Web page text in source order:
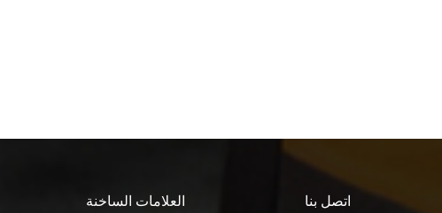
العلامات الساخنة اتصل بنا